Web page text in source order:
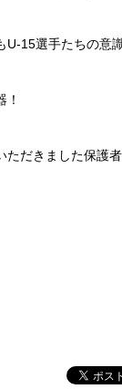
15選手たちの意
だきました保護